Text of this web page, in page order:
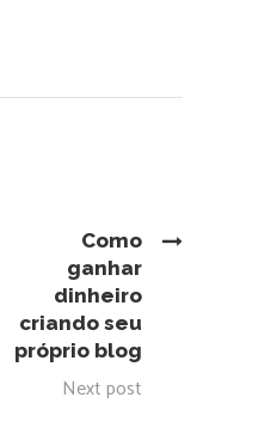
Como
ganhar
dinheiro
criando seu
próprio blog
Next post